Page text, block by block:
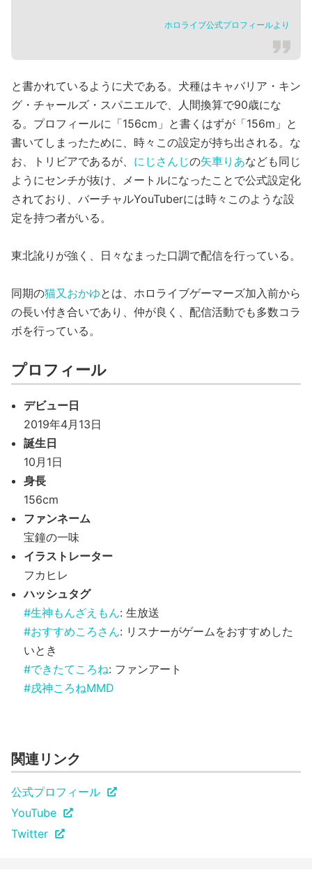
ホロライブ公式プロフィールより
と書かれているように犬である。犬種はキャバリア・キン
グ・チャールズ・スパニエルで、人間換算で90歳にな
る。プロフィールに「156cm」と書くはずが「156m」と
書いてしまったために、時々この設定が持ち出される。な
お、トリビアであるが、 にじさんじの矢車りあなども同じ
ようにセンチが抜け、メートルになったことで公式設定化
されており、バーチャルYouTuberには時々このような設
定を持つ者がいる。
東北訛りが強く、日々なまった口調で配信を行っている。
同期の猫又おかゆとは、ホロライブゲーマーズ加入前から
の長い付き合いであり、仲が良く、配信活動でも多数コラ
ボを行っている。
プロフィール
デビュー日
2019年4月13日
誕生日
10月1日
身長
156cm
ファンネーム
宝鐘の一味
イラストレーター
フカヒレ
ハッシュタグ
#生神もんざえもん: 生放送
#おすすめころさん: リスナーがゲームをおすすめした
いとき
#できたてころね: ファンアート
#戌神ころねMMD
関連リンク
公式プロフィール
YouTube
Twitter